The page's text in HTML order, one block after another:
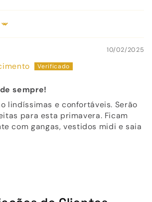
10/02/2025
sempre!
lindíssimas e confortáveis. Serão
para esta primavera. Ficam
com gangas, vestidos midi e saia